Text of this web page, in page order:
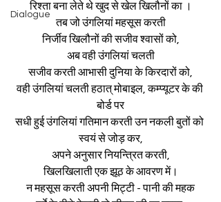
Dialogue
रिश्ता बना लेते थे खुद से खेल खिलौनों का ।
तब जो उंगलियां महसूस करती
निर्जीव खिलौनों की सजीव श्वासों को,
अब वही उंगलियां चलती
सजीव करती आभासी दुनिया के किरदारों को,
वही उंगलियां चलती हठात् मोबाइल, कम्प्यूटर के की
बोर्ड पर
सधी हुई उंगलियां गतिमान करती उन नकली बुतों को
स्वयं से जोड़ कर,
अपने अनुसार नियन्त्रित करती,
खिलखिलाती एक झूठ के आवरण में।
न महसूस करती अपनी मिट्टी - पानी की महक